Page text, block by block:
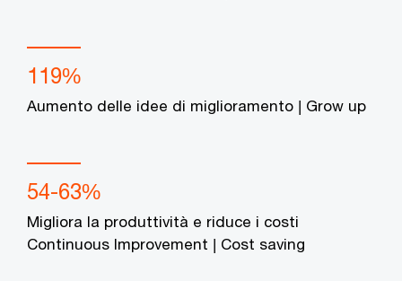
119%
Aumento delle idee di miglioramento | Grow up
54-63%
Migliora la produttività e riduce i costi
Continuous Improvement | Cost saving